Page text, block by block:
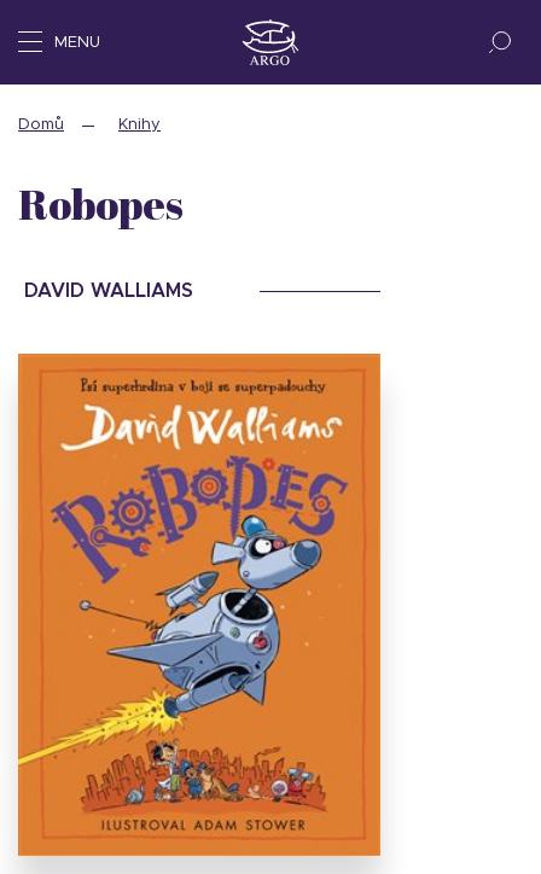
MENU
Domů Knihy
Robopes
DAVID WALLIAMS